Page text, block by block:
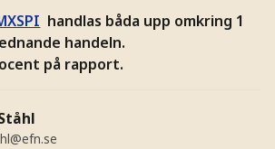
handlas båda upp omkring 1
handeln.
på rapport.